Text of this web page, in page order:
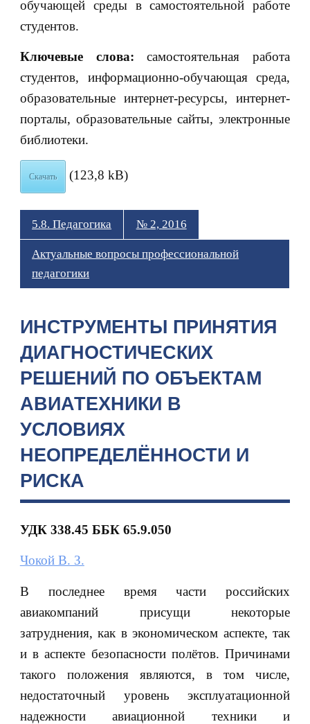
обучающей среды в самостоятельной работе
студентов.
Ключевые слова: самостоятельная работа
студентов, информационно-обучающая среда,
образовательные интернет-ресурсы, интернет-
порталы, образовательные сайты, электронные
библиотеки.
Скачать (123,8 kB)
5.8. Педагогика № 2, 2016
Актуальные вопросы профессиональной
педагогики
ИНСТРУМЕНТЫ ПРИНЯТИЯ
ДИАГНОСТИЧЕСКИХ
РЕШЕНИЙ ПО ОБЪЕКТАМ
АВИАТЕХНИКИ В
УСЛОВИЯХ
НЕОПРЕДЕЛЁННОСТИ И
РИСКА
УДК 338.45 ББК 65.9.050
Чокой В. З.
В последнее время части российских
авиакомпаний присущи некоторые
затруднения, как в экономическом аспекте, так
и в аспекте безопасности полётов. Причинами
такого положения являются, в том числе,
недостаточный уровень эксплуатационной
надежности авиационной техники и